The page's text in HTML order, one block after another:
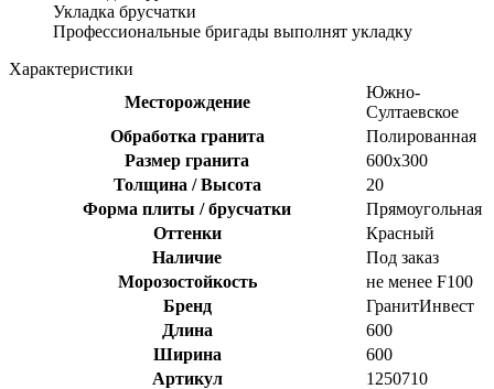
Укладка брусчатки
Профессиональные бригады выполнят укладку
Характеристики
Месторождение
Южно-
Султаевское
Обработка гранита
Полированная
Размер гранита
600х300
Толщина / Высота
20
Форма плиты / брусчатки
Прямоугольная
Оттенки
Красный
Наличие
Под заказ
Морозостойкость
не менее F100
Бренд
ГранитИнвест
Длина
600
Ширина
600
Артикул
1250710